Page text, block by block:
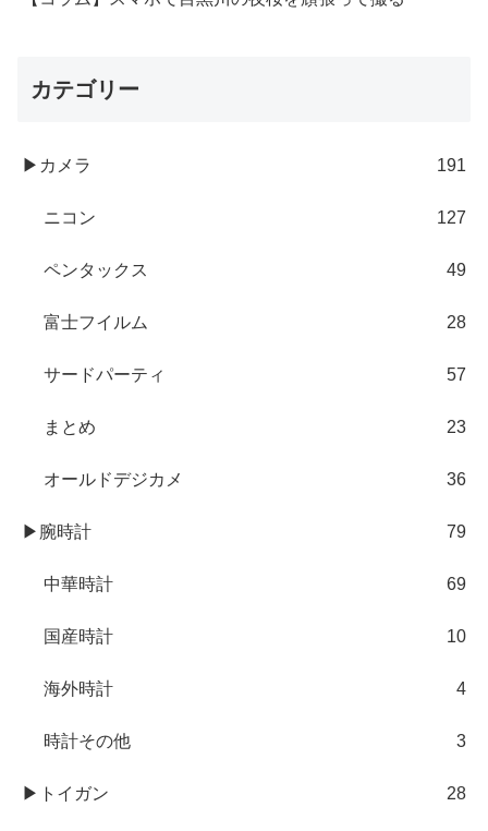
カテゴリー
▶カメラ 191
ニコン 127
ペンタックス 49
富士フイルム 28
サードパーティ 57
まとめ 23
オールドデジカメ 36
▶腕時計 79
中華時計 69
国産時計 10
海外時計 4
時計その他 3
▶トイガン 28